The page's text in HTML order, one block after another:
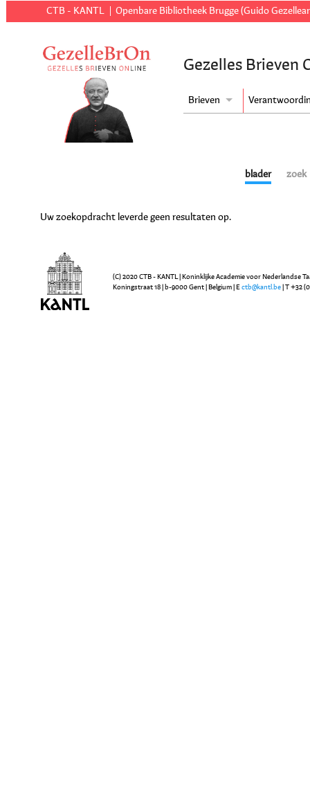
CTB - KANTL Openbare Bibliotheek Brugge (Guido
Gezelles Brieven
Brieven
blader zoek
Uw zoekopdracht leverde geen resultaten op.
(C) 2020 CTB - KANTL | Koninklijke Academie voor Nederlandse
Koningstraat 18 | b-9000 Gent | Belgium | E ctb@kantl.be | T +32